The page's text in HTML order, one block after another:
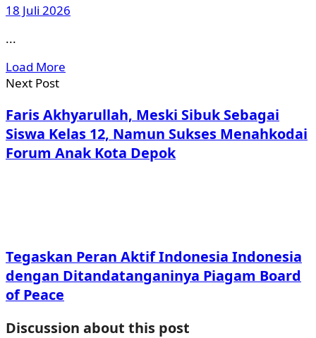
18 Juli 2026
...
Load More
Next Post
Faris Akhyarullah, Meski Sibuk Sebagai
Siswa Kelas 12, Namun Sukses Menahkodai
Forum Anak Kota Depok
Tegaskan Peran Aktif Indonesia Indonesia
dengan Ditandatanganinya Piagam Board
of Peace
Discussion about this post